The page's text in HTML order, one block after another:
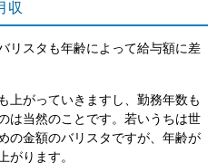
収
リスタも年齢によって給与額に差
上がっていきますし、勤務年数も
は当然のことです。若いうちは世
の金額のバリスタですが、年齢が
がります。